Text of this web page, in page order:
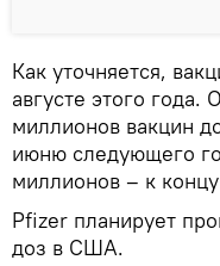
Как уточняется,
августе этого года.
миллионов вакцин
июню следующего
миллионов – к
Pfizer планирует
доз в США.